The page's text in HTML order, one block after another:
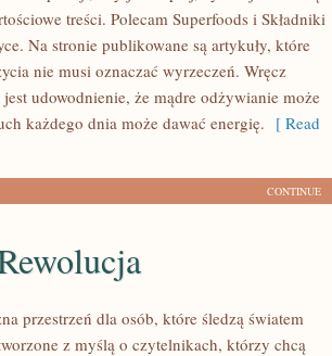
treści. Polecam Superfoods i Składniki
Na stronie publikowane są artykuły, które
nie musi oznaczać wyrzeczeń. Wręcz
udowodnienie, że mądre odżywianie może
każdego dnia może dawać energię. [ Read
CONTINUE
przestrzeń dla osób, które śledzą światem
z myślą o czytelnikach, którzy chcą